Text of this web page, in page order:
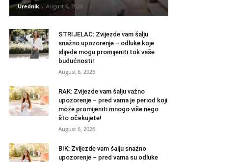
Urednik - August 6, 2026
STRIJELAC: Zvijezde vam šalju
snažno upozorenje – odluke koje
slijede mogu promijeniti tok vaše
budućnosti!
August 6, 2026
RAK: Zvijezde vam šalju važno
upozorenje – pred vama je period koji
može promijeniti mnogo više nego
što očekujete!
August 6, 2026
BIK: Zvijezde vam šalju snažno
upozorenje – pred vama su odluke